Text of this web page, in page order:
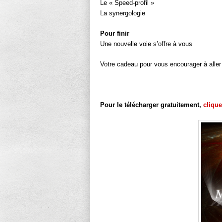
Le « Speed-profil »
La synergologie
Pour finir
Une nouvelle voie s’offre à vous
Votre cadeau pour vous encourager à
Pour le télécharger gratuitement,